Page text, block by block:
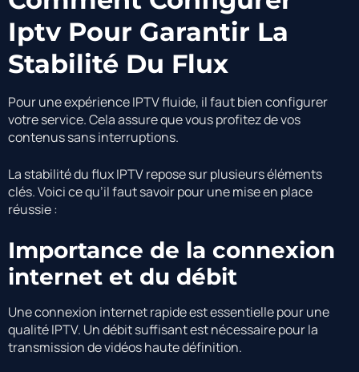
Iptv Pour Garantir La
Stabilité Du Flux
Pour une expérience IPTV fluide, il faut bien configurer
votre service. Cela assure que vous profitez de vos
contenus sans interruptions.
La stabilité du flux IPTV repose sur plusieurs éléments
clés. Voici ce qu’il faut savoir pour une mise en place
réussie :
Importance de la connexion
internet et du débit
Une connexion internet rapide est essentielle pour une
qualité IPTV. Un débit suffisant est nécessaire pour la
transmission de vidéos haute définition.